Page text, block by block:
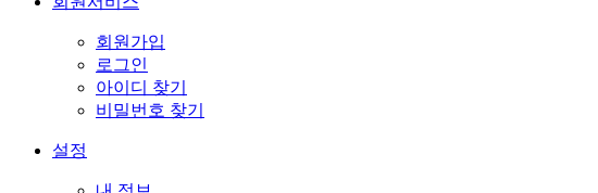
회원가입
로그인
아이디 찾기
비밀번호 찾기
설정